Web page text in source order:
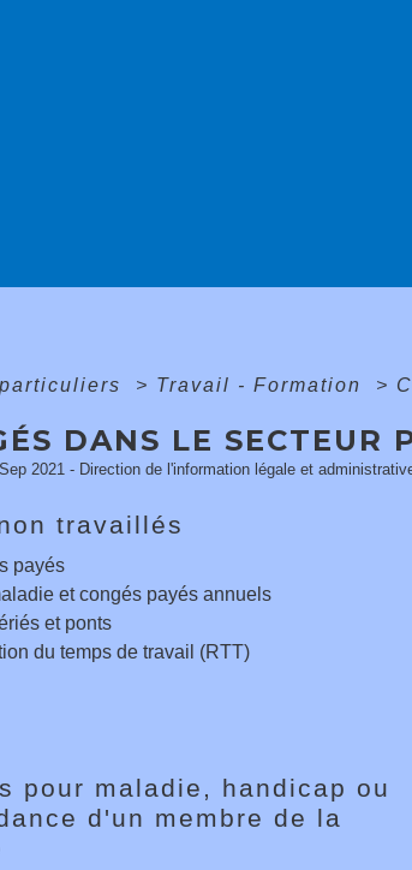
> Travail - Formation >
DANS LE SECTEUR
2021 - Direction de l'information légale et
travaillés
payés
et congés payés annuels
et ponts
du temps de travail (RTT)
pour maladie, handicap ou
d'un membre de la